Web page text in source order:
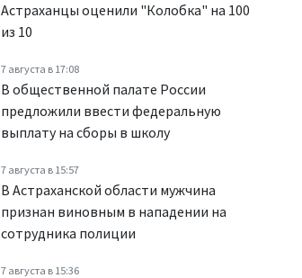
Астраханцы оценили "Колобка" на 100
из 10
7 августа в 17:08
В общественной палате России
предложили ввести федеральную
выплату на сборы в школу
7 августа в 15:57
В Астраханской области мужчина
признан виновным в нападении на
сотрудника полиции
7 августа в 15:36